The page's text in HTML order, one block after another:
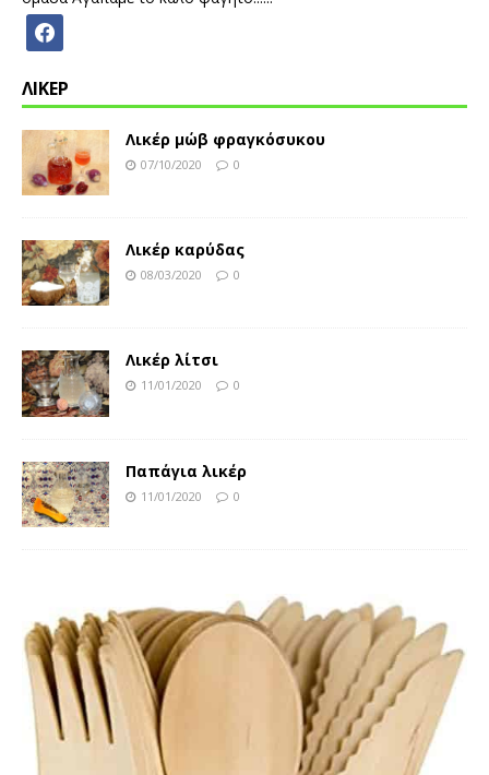
ΛΙΚΕΡ
Λικέρ μώβ φραγκόσυκου
07/10/2020 0
Λικέρ καρύδας
08/03/2020 0
Λικέρ λίτσι
11/01/2020 0
Παπάγια λικέρ
11/01/2020 0